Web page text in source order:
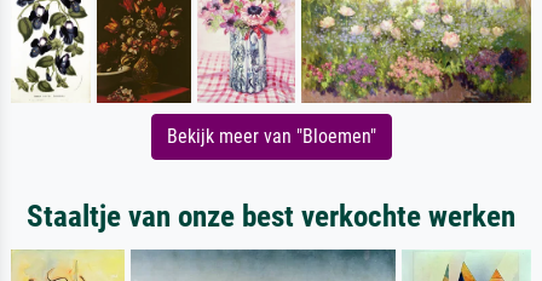
Bekijk meer van "Bloemen"
Staaltje van onze best verkochte werken